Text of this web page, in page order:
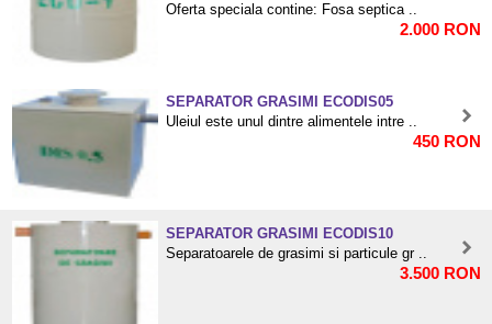
Oferta speciala contine: Fosa septica ..
2.000 RON
SEPARATOR GRASIMI ECODIS05
Uleiul este unul dintre alimentele intre ..
450 RON
SEPARATOR GRASIMI ECODIS10
Separatoarele de grasimi si particule gr ..
3.500 RON